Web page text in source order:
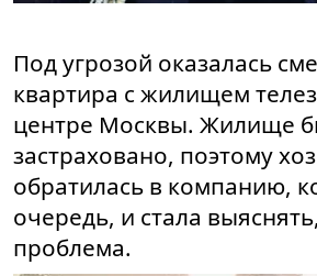
Под угрозой оказалась
квартира с жилищем
центре Москвы. Жилище
застраховано, поэтому
обратилась в компанию,
очередь, и стала
проблема.